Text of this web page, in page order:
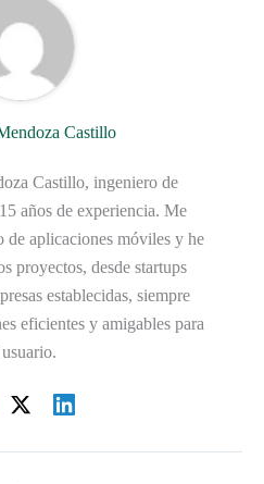
Castillo
Castillo, ingeniero de
años de experiencia. Me
de aplicaciones móviles y he
proyectos, desde startups
establecidas, siempre
eficientes y amigables para